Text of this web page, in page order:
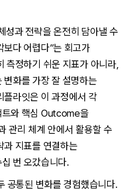
성과 전략을 온전히 담아낼 수
보다 어렵다”는 회고가
측정하기 쉬운 지표가 아니라,
화를 가장 잘 설명하는
플라잇은 이 과정에서 각
트와 핵심 Outcome을
관리 체계 안에서 활용할 수
과 지표를 연결하는
번 오갔습니다.
공통된 변화를 경험했습니다.